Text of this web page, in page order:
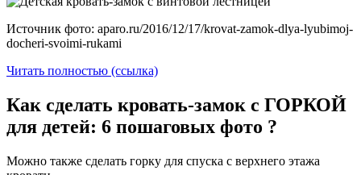
Источник фото: aparo.ru/2016/12/17/krovat-zamok-dlya-lyubimoj-
docheri-svoimi-rukami
Читать полностью (ссылка)
Как сделать кровать-замок с ГОРКОЙ
для детей: 6 пошаговых фото ?
Можно также сделать горку для спуска с верхнего этажа